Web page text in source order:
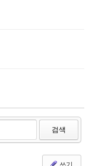
검색